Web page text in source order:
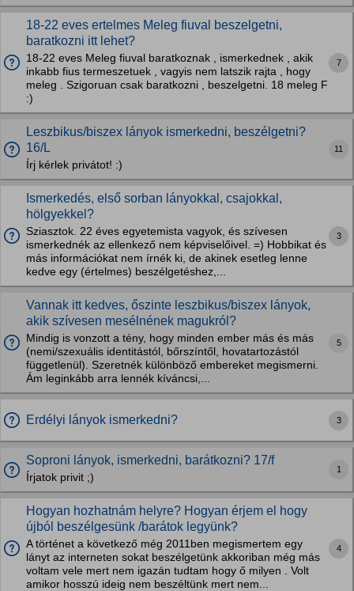
18-22 eves ertelmes Meleg fiuval beszelgetni,
baratkozni itt lehet?
18-22 eves Meleg fiuval baratkoznak , ismerkednek , akik
inkabb fius termeszetuek , vagyis nem latszik rajta , hogy
meleg . Szigoruan csak baratkozni , beszelgetni. 18 meleg F
:)
7
Leszbikus/biszex lányok ismerkedni, beszélgetni?
16/L
Írj kérlek privátot! :)
11
Ismerkedés, első sorban lányokkal, csajokkal,
hölgyekkel?
Sziasztok. 22 éves egyetemista vagyok, és szívesen
ismerkednék az ellenkező nem képviselőivel. =) Hobbikat és
más információkat nem írnék ki, de akinek esetleg lenne
kedve egy (értelmes) beszélgetéshez,...
3
Vannak itt kedves, őszinte leszbikus/biszex lányok,
akik szívesen mesélnének magukról?
Mindig is vonzott a tény, hogy minden ember más és más
(nemi/szexuális identitástól, bőrszíntől, hovatartozástól
függetlenül). Szeretnék különböző embereket megismerni.
Ám leginkább arra lennék kíváncsi,...
5
Erdélyi lányok ismerkedni? 3
Soproni lányok, ismerkedni, barátkozni? 17/f
Írjatok privit ;)
1
Hogyan hozhatnám helyre? Hogyan érjem el hogy
újból beszélgesünk /barátok legyünk?
A történet a következő még 2011ben megismertem egy
lányt az interneten sokat beszélgetünk akkoriban még más
voltam vele mert nem igazán tudtam hogy ő milyen . Volt
amikor hosszú ideig nem beszéltünk mert nem...
4